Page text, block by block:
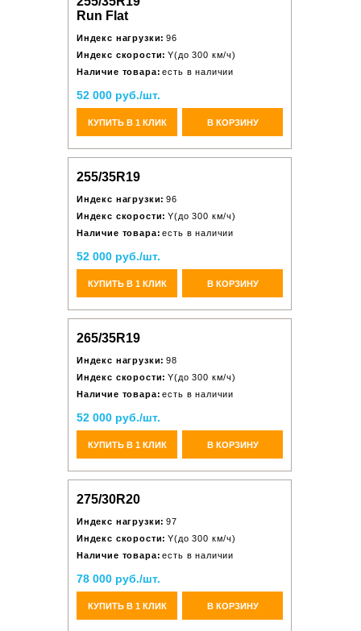
Run Flat
Индекс нагрузки: 96
Индекс скорости: Y(до 300 км/ч)
Наличие товара: есть в наличии
52 000 руб./шт.
КУПИТЬ В 1 КЛИК В КОРЗИНУ
255/35R19
Индекс нагрузки: 96
Индекс скорости: Y(до 300 км/ч)
Наличие товара: есть в наличии
52 000 руб./шт.
КУПИТЬ В 1 КЛИК В КОРЗИНУ
265/35R19
Индекс нагрузки: 98
Индекс скорости: Y(до 300 км/ч)
Наличие товара: есть в наличии
52 000 руб./шт.
КУПИТЬ В 1 КЛИК В КОРЗИНУ
275/30R20
Индекс нагрузки: 97
Индекс скорости: Y(до 300 км/ч)
Наличие товара: есть в наличии
78 000 руб./шт.
КУПИТЬ В 1 КЛИК В КОРЗИНУ